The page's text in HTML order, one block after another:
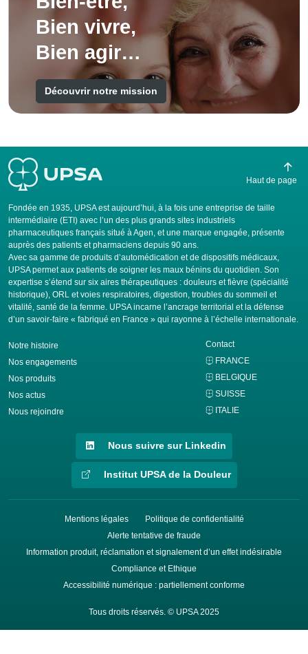
Bien vivre,
Bien agir…
Découvrir notre mission
Fondée en 1935, UPSA est aujourd’hui, à la fois une entreprise de taille
intermédiaire (ETI) avec l’un des plus grands sites industriels
pharmaceutiques français situé à Agen, et une marque engagée, présente
auprès des patients et pharmaciens depuis 90 ans.
Avec sa gamme de produits d’automédication et de dispositifs médicaux,
UPSA permet aux patients de soigner les maux bénins du quotidien. Son
expertise s’étend sur six aires thérapeutiques : douleurs et fièvre (spécialité
historique), ORL et voies respiratoires, digestion, troubles du sommeil et
vitalité, santé de la femme. UPSA incarne l’ancrage territorial et la défense
d’un savoir-faire « fabriqué en France » qui rayonne à l’échelle internationale.
Notre histoire
Nos engagements
Nos produits
Nos actus
Nous rejoindre
Contact
FRANCE
BELGIQUE
SUISSE
ITALIE
Haut de page
Nous suivre sur Linkedin
Institut UPSA de la Douleur
Mentions légales
Politique de confidentialité
Alerte tentative de fraude
Information produit, réclamation et signalement d’un effet indésirable
Compliance et Ethique
Accessibilité numérique : partiellement conforme
Tous droits réservés. © UPSA 2025